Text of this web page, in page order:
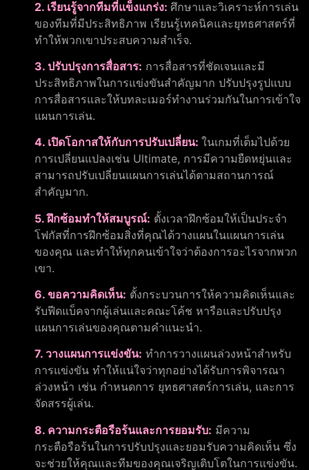
2. เรียนรู้จากทีมที่แข็งแกร่ง: ศึกษาและวิเคราะห์การเล่น
ของทีมที่มีประสิทธิภาพ เรียนรู้เทคนิคและยุทธศาสตร์ที่
ทำให้พวกเขาประสบความสำเร็จ.
3. ปรับปรุงการสื่อสาร: การสื่อสารที่ชัดเจนและมี
ประสิทธิภาพในการแข่งขันสำคัญมาก ปรับปรุงรูปแบบ
การสื่อสารและให้บทละเมอร์ทำงานร่วมกันในการเข้าใจ
แผนการเล่น.
4. เปิดโอกาสให้กับการปรับเปลี่ยน: ในเกมที่เต็มไปด้วย
การเปลี่ยนแปลงเช่น Ultimate, การมีความยืดหยุ่นและ
สามารถปรับเปลี่ยนแผนการเล่นได้ตามสถานการณ์
สำคัญมาก.
5. ฝึกซ้อมทำให้สมบูรณ์: ตั้งเวลาฝึกซ้อมให้เป็นประจำ
โฟกัสที่การฝึกซ้อมสิ่งที่คุณได้วางแผนในแผนการเล่น
ของคุณ และทำให้ทุกคนเข้าใจว่าต้องการอะไรจากพวก
เขา.
6. ขอความคิดเห็น: ตั้งกระบวนการให้ความคิดเห็นและ
รับฟีดแบ็คจากผู้เล่นและคณะโค้ช หารือและปรับปรุง
แผนการเล่นของคุณตามคำแนะนำ.
7. วางแผนการแข่งขัน: ทำการวางแผนล่วงหน้าสำหรับ
การแข่งขัน ทำให้แน่ใจว่าทุกอย่างได้รับการพิจารณา
ล่วงหน้า เช่น กำหนดการ ยุทธศาสตร์การเล่น, และการ
จัดสรรผู้เล่น.
8. ความกระตือรือร้นและการยอมรับ: มีความ
กระตือรือร้นในการปรับปรุงและยอมรับความคิดเห็น ซึ่ง
จะช่วยให้คุณและทีมของคุณเจริญเติบโตในการแข่งขัน.